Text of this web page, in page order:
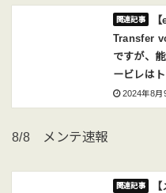
Transfer
ですが、
ービレは
2024年8月
8/8 メンテ速報